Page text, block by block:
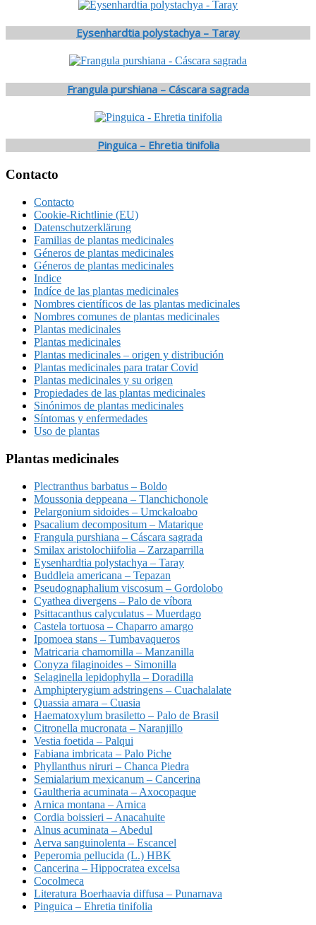
Eysenhardtia polystachya – Taray
Frangula purshiana – Cáscara sagrada
Pinguica – Ehretia tinifolia
Footer
Contacto
Contacto
Cookie-Richtlinie (EU)
Datenschutzerklärung
Familias de plantas medicinales
Géneros de plantas medicinales
Géneros de plantas medicinales
Indice
Indíce de las plantas medicinales
Nombres científicos de las plantas medicinales
Nombres comunes de plantas medicinales
Plantas medicinales
Plantas medicinales
Plantas medicinales – origen y distribución
Plantas medicinales para tratar Covid
Plantas medicinales y su origen
Propiedades de las plantas medicinales
Sinónimos de plantas medicinales
Síntomas y enfermedades
Uso de plantas
Plantas medicinales
Plectranthus barbatus – Boldo
Moussonia deppeana – Tlanchichonole
Pelargonium sidoides – Umckaloabo
Psacalium decompositum – Matarique
Frangula purshiana – Cáscara sagrada
Smilax aristolochiifolia – Zarzaparrilla
Eysenhardtia polystachya – Taray
Buddleia americana – Tepazan
Pseudognaphalium viscosum – Gordolobo
Cyathea divergens – Palo de víbora
Psittacanthus calyculatus – Muerdago
Castela tortuosa – Chaparro amargo
Ipomoea stans – Tumbavaqueros
Matricaria chamomilla – Manzanilla
Conyza filaginoides – Simonilla
Selaginella lepidophylla – Doradilla
Amphipterygium adstringens – Cuachalalate
Quassia amara – Cuasia
Haematoxylum brasiletto – Palo de Brasil
Citronella mucronata – Naranjillo
Vestia foetida – Palqui
Fabiana imbricata – Palo Piche
Phyllanthus niruri – Chanca Piedra
Semialarium mexicanum – Cancerina
Gaultheria acuminata – Axocopaque
Arnica montana – Arnica
Cordia boissieri – Anacahuite
Alnus acuminata – Abedul
Aerva sanguinolenta – Escancel
Peperomia pellucida (L.) HBK
Cancerina – Hippocratea excelsa
Cocolmeca
Literatura Boerhaavia diffusa – Punarnava
Pinguica – Ehretia tinifolia